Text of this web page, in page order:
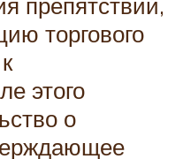
торгового
этого
о